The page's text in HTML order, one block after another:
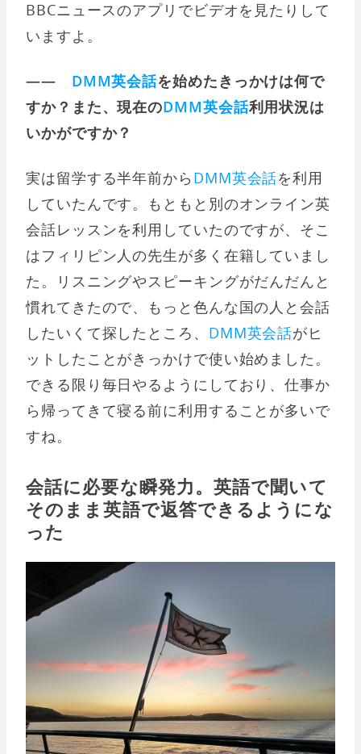
BBCニュースのアプリでビデオを見たりして
いますよ。
―― DMM英会話を始めたきっかけは何で
すか？また、現在のDMM英会話利用状況は
いかがですか？
実は留学する半年前から DMM英会話を利用
していたんです。もともと別のオンライン英
会話レッスンを利用していたのですが、そこ
はフィリピン人の先生が多く在籍していまし
た。リスニングやスピーキングがだんだんと
慣れてきたので、もっと色んな国の人と会話
したいくて探したところ、 DMM英会話がヒ
ットしたことがきっかけで使い始めました。
できる限り毎日やるようにしており、仕事か
ら帰ってきて寝る前に利用することが多いで
すね。
会話に必要な瞬発力。英語で聞いて
そのまま英語で返答できるようにな
った